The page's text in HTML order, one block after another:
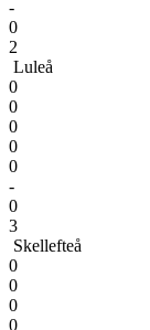
-
0
2
Luleå
0
0
0
0
0
-
0
3
Skellefteå
0
0
0
0